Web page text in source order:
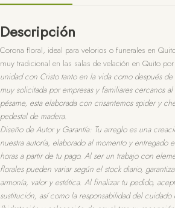
Descripción
Corona floral, ideal para velorios o funerales en
muy tradicional en las salas de velación en Quito
unidad con Cristo tanto en la vida como después
muy solicitada por empresas y familiares cercanos
pésame, esta elaborada con crisantemos spider y
pedestal de madera.
Diseño de Autor y Garantía: Tu arreglo es una
nuestra autoría, elaborado al momento y entregado
horas a partir de tu pago. Al ser un trabajo con
florales pueden variar según el stock diario,
armonía, valor y estética. Al finalizar tu pedido,
sustitución, así como la responsabilidad del